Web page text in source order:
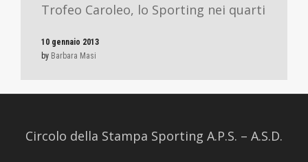
Trofeo Caroleo, lo Sporting nei quarti
10 gennaio 2013
by Barbara Masi
Circolo della Stampa Sporting A.P.S. – A.S.D.